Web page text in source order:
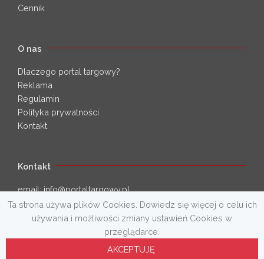
Cennik
O nas
Dlaczego portal targowy?
Reklama
Regulamin
Polityka prywatności
Kontakt
Kontakt
email:info@portaltargowy.pl
77 457 66 59
Copyright © 2026 PortalTargowy.pl
Ta strona używa plików Cookies. Dowiedz się więcej o celu ich
używania i możliwości zmiany ustawień Cookies w
przeglądarce.
AKCEPTUJĘ